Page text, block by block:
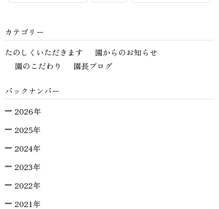
カテゴリー
たのしくいただきます
園からのお知らせ
園のこだわり
園長ブログ
バックナンバー
2026年
2025年
2024年
2023年
2022年
2021年